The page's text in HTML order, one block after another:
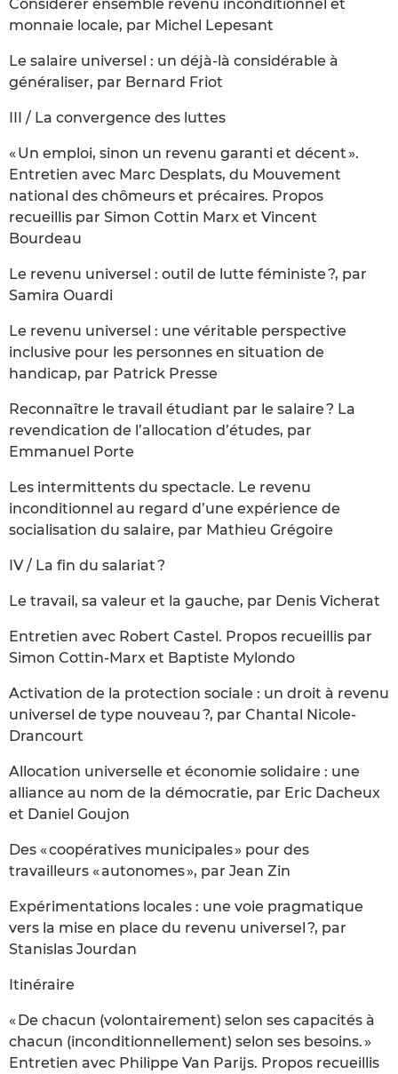
Considérer ensemble revenu inconditionnel et
monnaie locale, par Michel Lepesant
Le salaire universel : un déjà-là considérable à
généraliser, par Bernard Friot
III / La convergence des luttes
« Un emploi, sinon un revenu garanti et décent ».
Entretien avec Marc Desplats, du Mouvement
national des chômeurs et précaires. Propos
recueillis par Simon Cottin Marx et Vincent
Bourdeau
Le revenu universel : outil de lutte féministe ?, par
Samira Ouardi
Le revenu universel : une véritable perspective
inclusive pour les personnes en situation de
handicap, par Patrick Presse
Reconnaître le travail étudiant par le salaire ? La
revendication de l’allocation d’études, par
Emmanuel Porte
Les intermittents du spectacle. Le revenu
inconditionnel au regard d’une expérience de
socialisation du salaire, par Mathieu Grégoire
IV / La fin du salariat ?
Le travail, sa valeur et la gauche, par Denis Vicherat
Entretien avec Robert Castel. Propos recueillis par
Simon Cottin-Marx et Baptiste Mylondo
Activation de la protection sociale : un droit à revenu
universel de type nouveau ?, par Chantal Nicole-
Drancourt
Allocation universelle et économie solidaire : une
alliance au nom de la démocratie, par Eric Dacheux
et Daniel Goujon
Des « coopératives municipales » pour des
travailleurs « autonomes », par Jean Zin
Expérimentations locales : une voie pragmatique
vers la mise en place du revenu universel ?, par
Stanislas Jourdan
Itinéraire
« De chacun (volontairement) selon ses capacités à
chacun (inconditionnellement) selon ses besoins. »
Entretien avec Philippe Van Parijs. Propos recueillis